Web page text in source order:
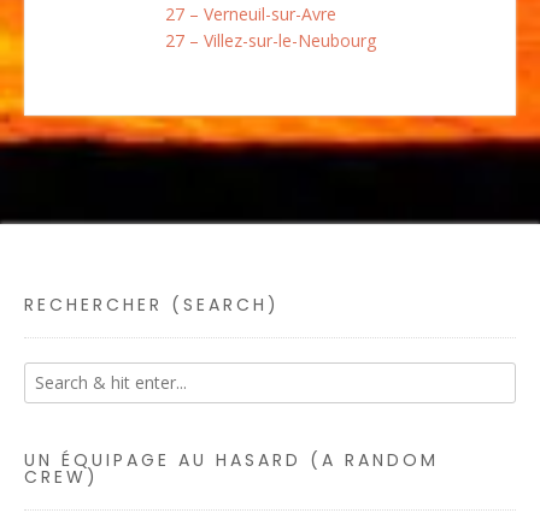
27 – Verneuil-sur-Avre
27 – Villez-sur-le-Neubourg
RECHERCHER (SEARCH)
UN ÉQUIPAGE AU HASARD (A RANDOM
CREW)